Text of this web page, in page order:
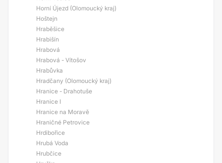
Horní Újezd (Olomoucký kraj)
Hoštejn
Hraběšice
Hrabišín
Hrabová
Hrabová - Vítošov
Hrabůvka
Hradčany (Olomoucký kraj)
Hranice - Drahotuše
Hranice I
Hranice na Moravě
Hraničné Petrovice
Hrdibořice
Hrubá Voda
Hrubčice